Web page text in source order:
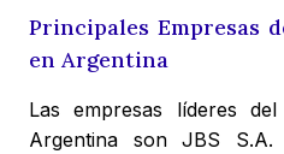
Principales Empresas
en Argentina
Las empresas líderes
Argentina son JBS S.A.